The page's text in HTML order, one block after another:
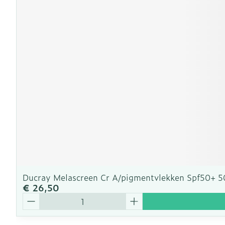
Ducray Melascreen Cr A/pigmentvlekken Spf50+
€ 26,50
Aantal